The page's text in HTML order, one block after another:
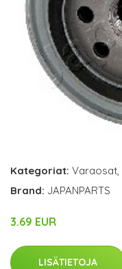
Kategoriat: Varaosat,
Brand: JAPANPARTS
3.69 EUR
LISÄTIETOJA